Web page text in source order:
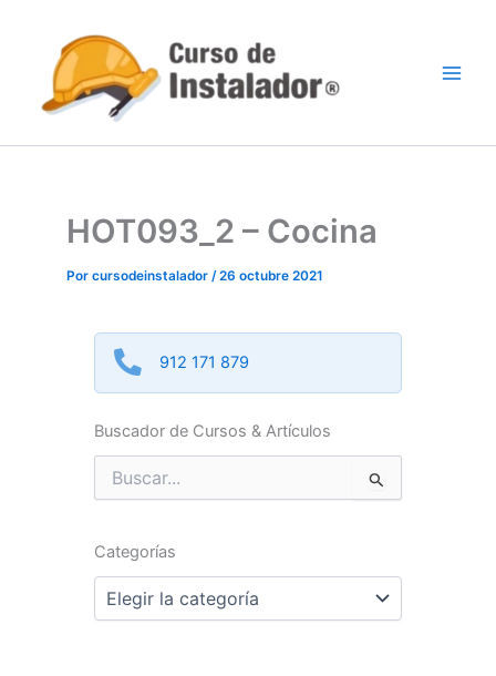
contenido
HOT093_2 – Cocina
Por cursodeinstalador /26 octubre 2021
912 171 879
Buscador de Cursos & Artículos
Buscar
por:
Categorías
Categorías